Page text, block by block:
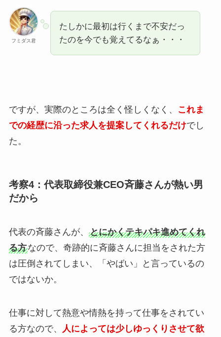
フミダス君
たしかに最初は行くまで不安だっ
たのを今でも覚えてるなぁ・・・
ですが、実際のところは全く怪しくなく、
これま
での経歴に沿った求人を提案してくれるだけでし
た。
考察4：代表取締役兼CEO斉藤さんが熱い男
だから
代表の斉藤さんが、 とにかくテキパキ進めてくれ
る方なので、奇跡的に斉藤さんに担当をされた方
は圧倒されてしまい、「やばい」と言っているの
ではないか。
仕事に対して熱意や情熱を持って仕事をされてい
る方なので、
人によっては少しゆっくりさせて欲